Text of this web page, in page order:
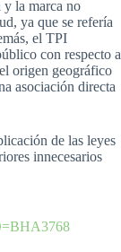
la marca no
ya que se refería
el TPI
con respecto a
origen geográfico
asociación directa
de las leyes
innecesarios